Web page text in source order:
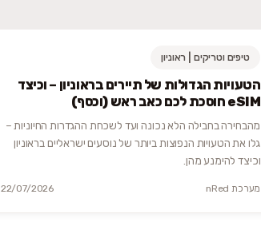
טיפים וטריקים | ראוניון
הטעויות הגדולות של תיירים בראוניון – וכיצד
eSIM חוסכת לכם כאב ראש (וכסף)
מהבחירה בחבילה הלא נכונה ועד לשכחת ההגדרות החיוניות –
גלו את הטעויות הנפוצות ביותר של נוסעים ישראליים בראוניון
וכיצד להימנע מהן.
מערכת nRed 22/07/2026